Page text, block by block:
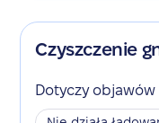
Czyszczenie
Dotyczy objawów